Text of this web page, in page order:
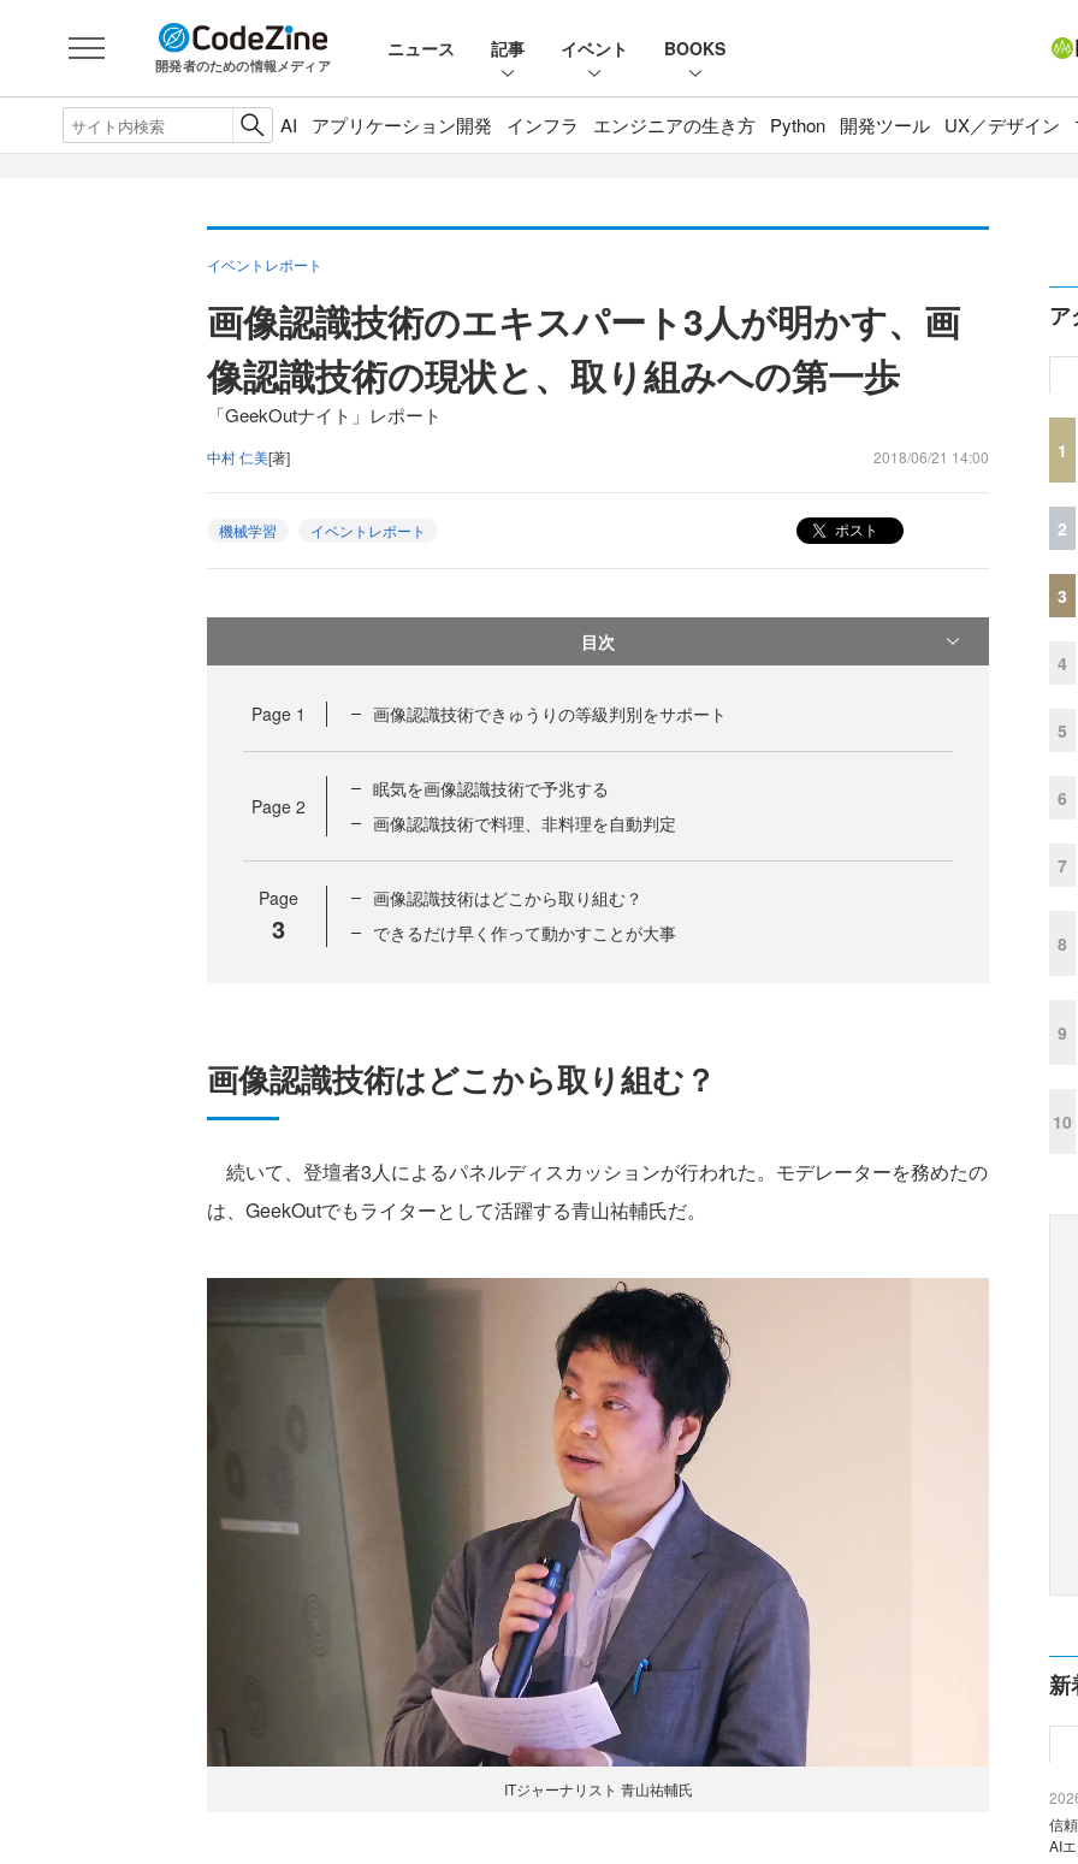
開発者のための情報メディア
ニュース 記事 イベント BOOKS
AI アプリケーション開発 インフラ エンジニアの生き方 Python 開発ツール UX／デザイン
イベントレポート
画像認識技術のエキスパート3人が明かす、画
像認識技術の現状と、取り組みへの第一歩
「GeekOutナイト」レポート
中村 仁美[著] 2018/06/21 14:00
機械学習 イベントレポート ポスト
目次
Page 1 画像認識技術できゅうりの等級判別をサポート
Page 2
眠気を画像認識技術で予兆する
画像認識技術で料理、非料理を自動判定
Page
3
画像認識技術はどこから取り組む？
できるだけ早く作って動かすことが大事
画像認識技術はどこから取り組む？
続いて、登壇者3人によるパネルディスカッションが行われた。モデレーターを務めたの
は、GeekOutでもライターとして活躍する青山祐輔氏だ。
ITジャーナリスト 青山祐輔氏
ア
1
2
3
4
5
6
7
8
9
10
新
信
AI